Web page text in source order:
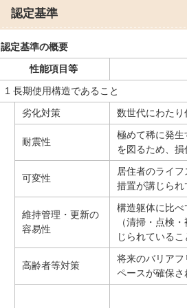
認定基準
認定基準の概要
性能項目等
1 長期使用構造であること
劣化対策
数世代にわた
耐震性
極めて稀に発
を図るため、
可変性
居住者のライ
措置が講じられ
維持管理・更新の
容易性
構造躯体に比
（清掃・点検
じられているこ
高齢者等対策
将来のバリア
ペースが確保